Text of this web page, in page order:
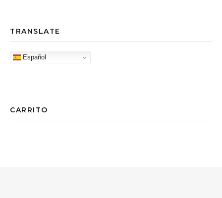
TRANSLATE
Español
CARRITO